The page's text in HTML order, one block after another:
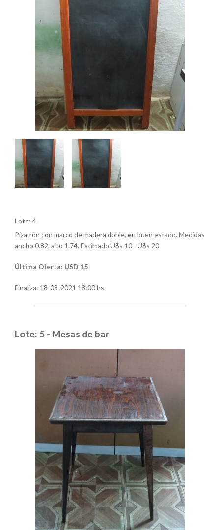
Lote: 4
Pizarrón con marco de madera doble, en buen estado. Medidas
ancho 0.82, alto 1.74. Estimado U$s 10 - U$s 20
Última Oferta: USD 15
Finaliza: 18-08-2021 18:00 hs
Lote: 5 - Mesas de bar